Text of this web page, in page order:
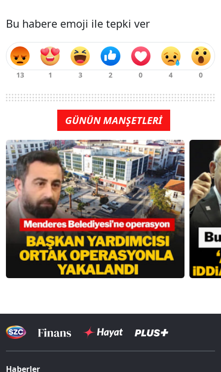
Bu habere emoji ile tepki ver
GÜNÜN MANŞETLERİ
Haberler